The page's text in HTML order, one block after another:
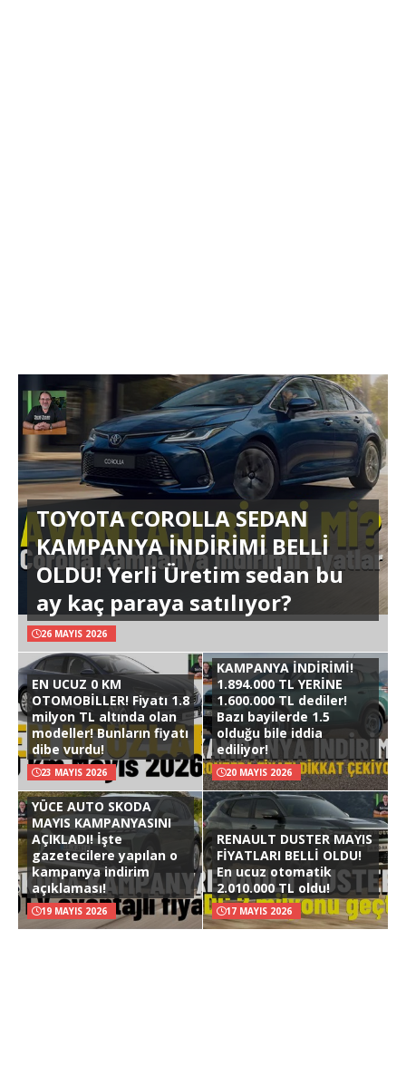
TOYOTA COROLLA SEDAN
KAMPANYA İNDİRİMİ BELLİ
OLDU! Yerli Üretim sedan bu
ay kaç paraya satılıyor?
26 MAYIS 2026
EN UCUZ 0 KM
OTOMOBİLLER! Fiyatı 1.8
milyon TL altında olan
modeller! Bunların fiyatı
dibe vurdu!
23 MAYIS 2026
KAMPANYA İNDİRİMİ!
1.894.000 TL YERİNE
1.600.000 TL dediler!
Bazı bayilerde 1.5
olduğu bile iddia
ediliyor!
20 MAYIS 2026
YÜCE AUTO SKODA
MAYIS KAMPANYASINI
AÇIKLADI! İşte
gazetecilere yapılan o
kampanya indirim
açıklaması!
19 MAYIS 2026
RENAULT DUSTER MAYIS
FİYATLARI BELLİ OLDU!
En ucuz otomatik
2.010.000 TL oldu!
17 MAYIS 2026